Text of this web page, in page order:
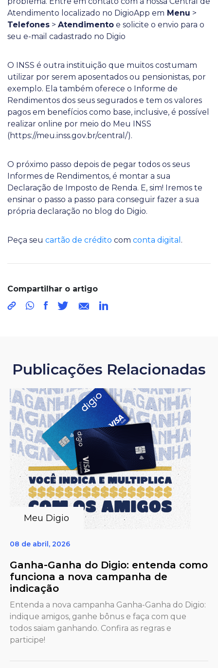
Atendimento localizado no DigioApp em Menu >
Telefones > Atendimento e solicite o envio para o
seu e-mail cadastrado no Digio
O INSS é outra instituição que muitos costumam
utilizar por serem aposentados ou pensionistas, por
exemplo. Ela também oferece o Informe de
Rendimentos dos seus segurados e tem os valores
pagos em benefícios como base, inclusive, é possível
realizar online por meio do Meu INSS
(https://meu.inss.gov.br/central/).
O próximo passo depois de pegar todos os seus
Informes de Rendimentos, é montar a sua
Declaração de Imposto de Renda. E, sim! Iremos te
ensinar o passo a passo para conseguir fazer a sua
própria declaração no blog do Digio.
Peça seu cartão de crédito com conta digital .
Compartilhar o artigo
Publicações Relacionadas
Meu Digio
08 de abril, 2026
Ganha-Ganha do Digio: entenda como
funciona a nova campanha de
indicação
Entenda a nova campanha Ganha-Ganha do Digio:
indique amigos, ganhe bônus e faça com que
todos saiam ganhando. Confira as regras e
participe!